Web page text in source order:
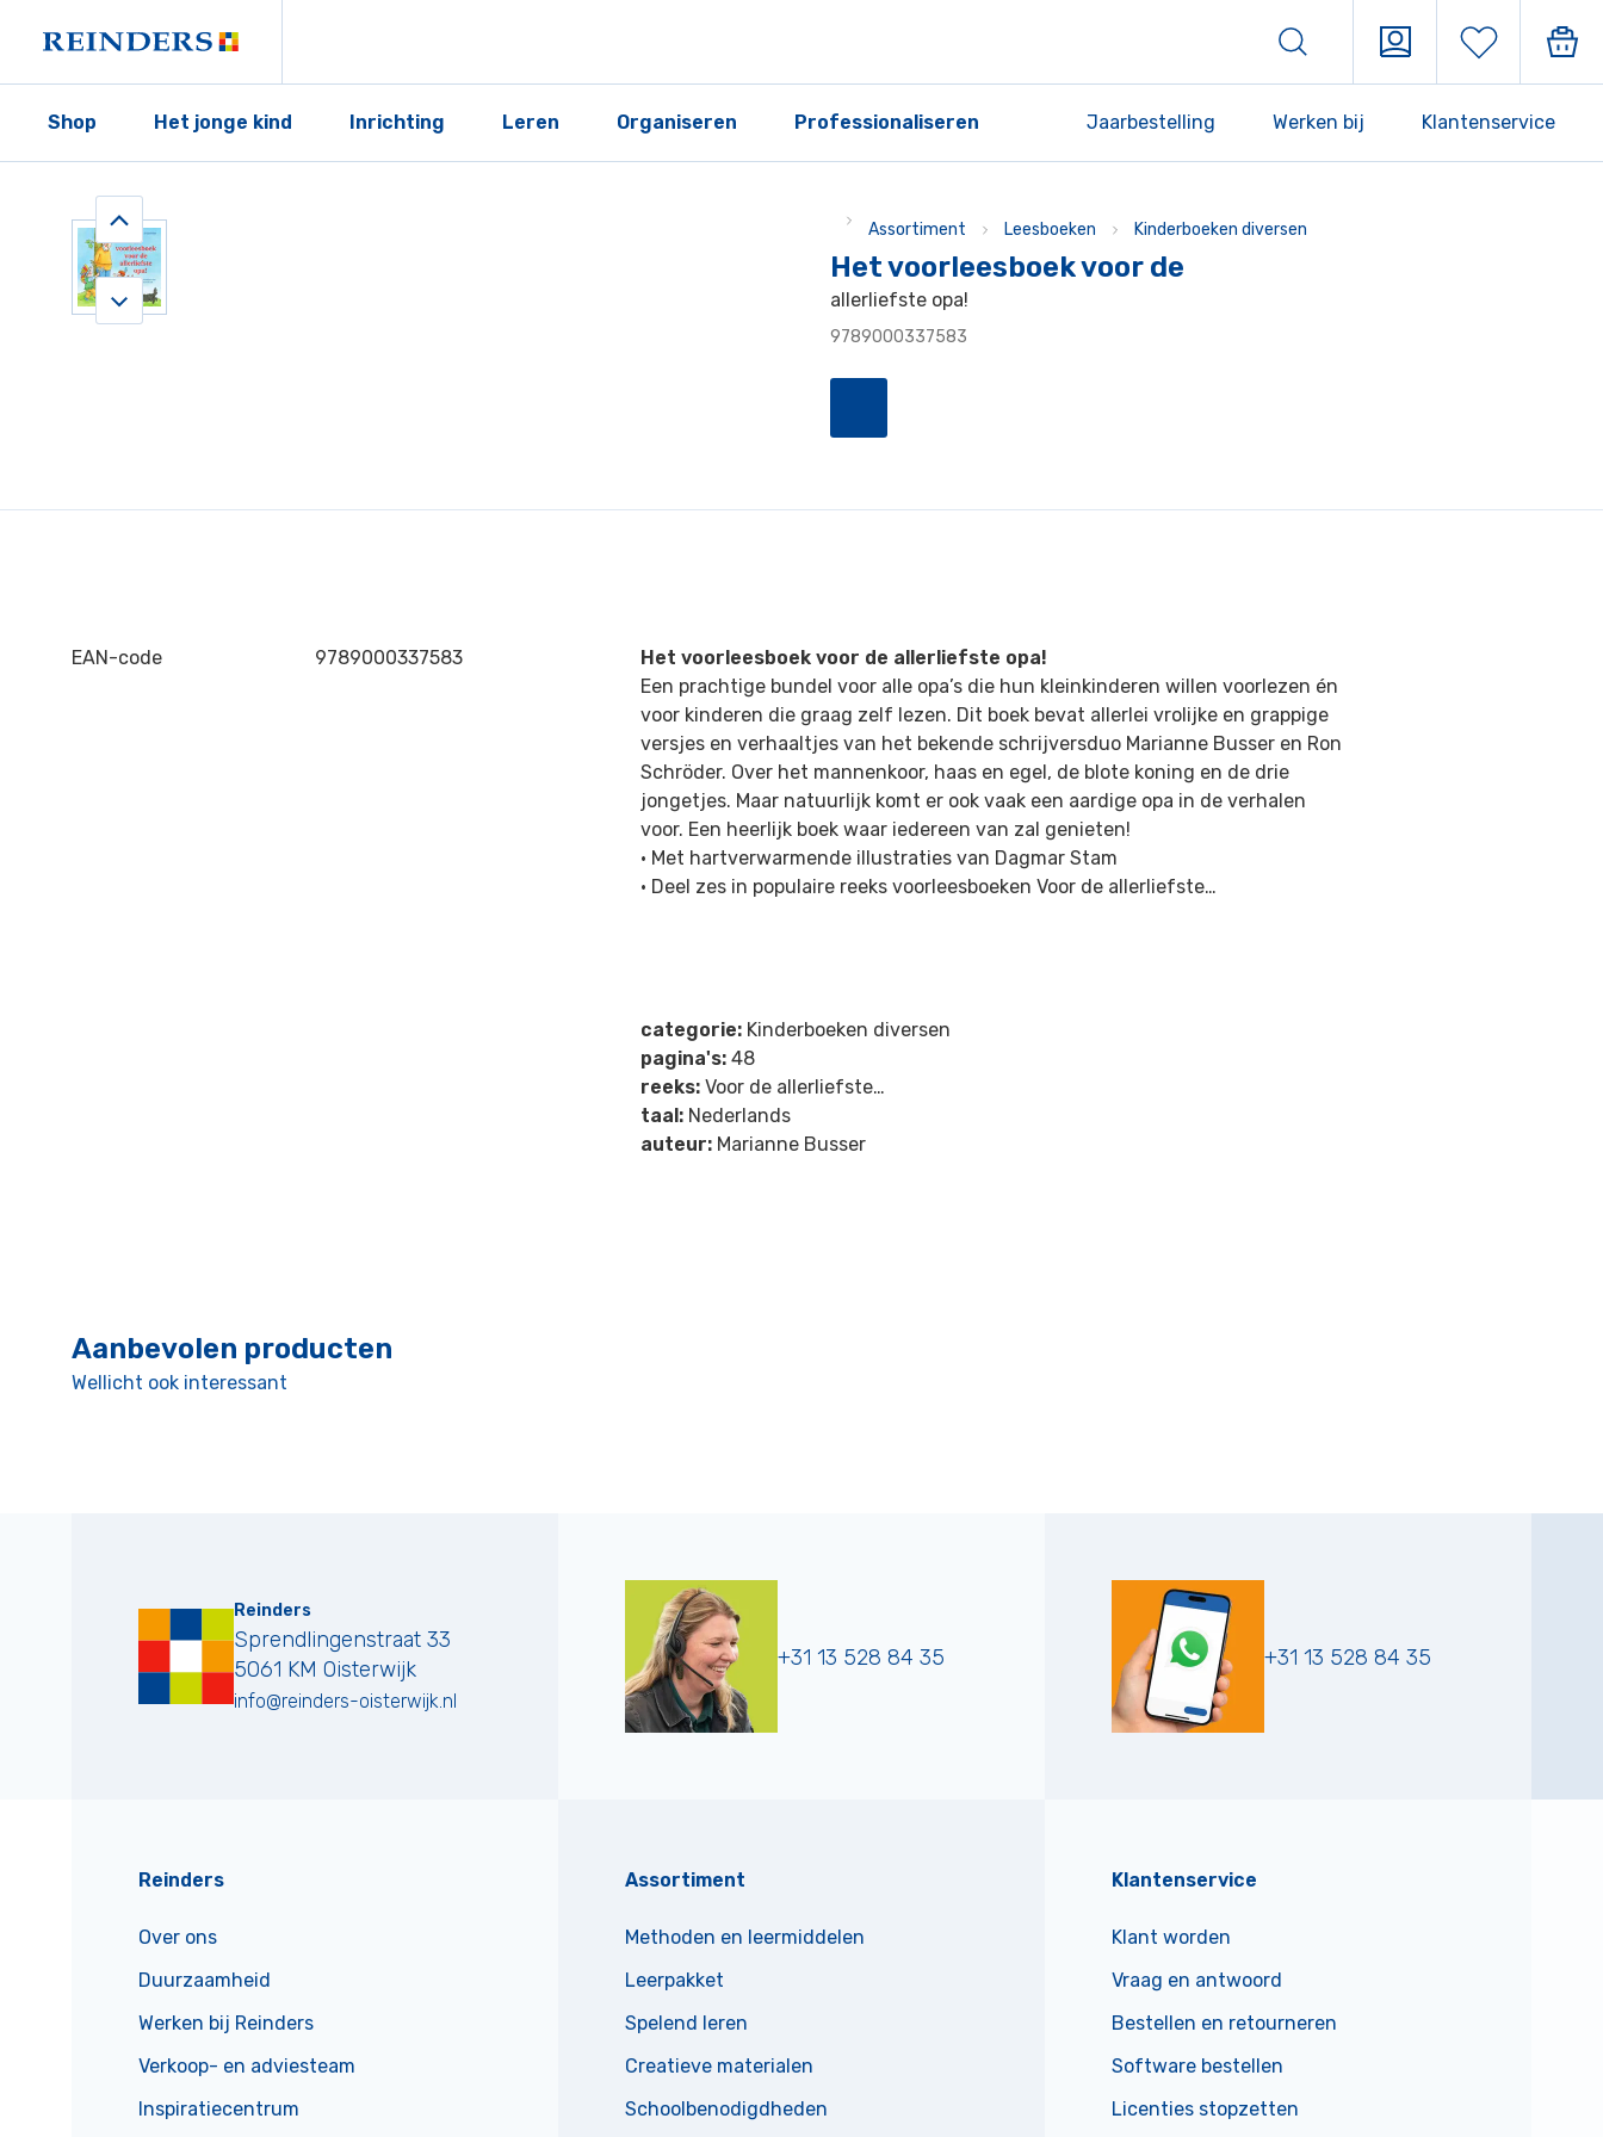
Shop Het jonge kind Inrichting Leren Organiseren Professionaliseren Jaarbestelling Werken bij Klantenservice
Assortiment Leesboeken Kinderboeken diversen
Het voorleesboek voor de
allerliefste opa!
9789000337583
EAN-code 9789000337583
Het voorleesboek voor de allerliefste opa!
Een prachtige bundel voor alle opa’s die hun kleinkinderen willen voorlezen én
voor kinderen die graag zelf lezen. Dit boek bevat allerlei vrolijke en grappige
versjes en verhaaltjes van het bekende schrijversduo Marianne Busser en Ron
Schröder. Over het mannenkoor, haas en egel, de blote koning en de drie
jongetjes. Maar natuurlijk komt er ook vaak een aardige opa in de verhalen
voor. Een heerlijk boek waar iedereen van zal genieten!
• Met hartverwarmende illustraties van Dagmar Stam
• Deel zes in populaire reeks voorleesboeken Voor de allerliefste…
categorie: Kinderboeken diversen
pagina's: 48
reeks: Voor de allerliefste…
taal: Nederlands
auteur: Marianne Busser
Aanbevolen producten
Wellicht ook interessant
Reinders
Sprendlingenstraat 33
5061 KM Oisterwijk
info@reinders-oisterwijk.nl
+31 13 528 84 35 +31 13 528 84 35
Reinders
Over ons
Duurzaamheid
Werken bij Reinders
Verkoop- en adviesteam
Inspiratiecentrum
Assortiment
Methoden en leermiddelen
Leerpakket
Spelend leren
Creatieve materialen
Schoolbenodigdheden
Klantenservice
Klant worden
Vraag en antwoord
Bestellen en retourneren
Software bestellen
Licenties stopzetten